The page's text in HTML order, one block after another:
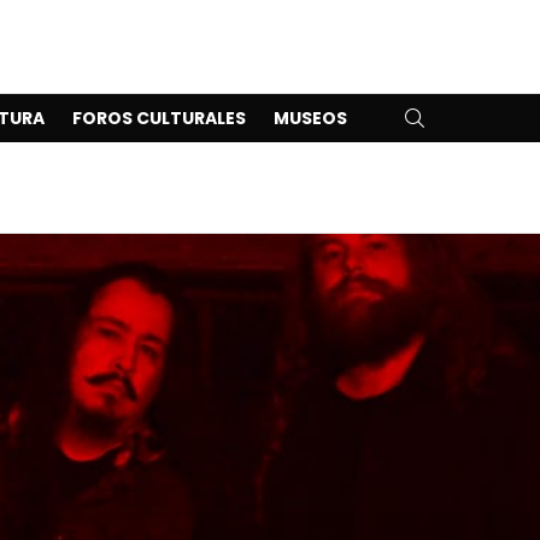
FOROS CULTURALES MUSEOS